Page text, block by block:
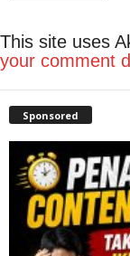
This site uses
your comment
Sponsored